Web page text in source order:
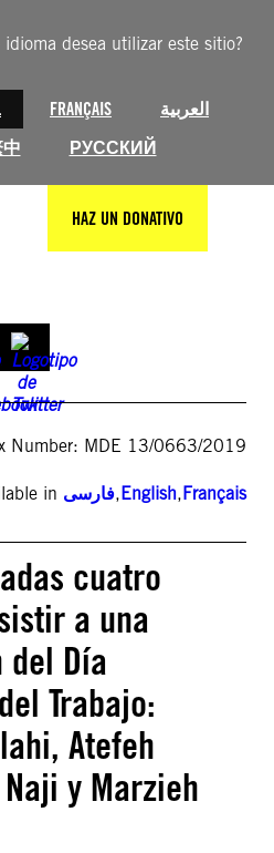
idioma desea utilizar este sitio?
FRANÇAIS
العربية
РУССКИЙ
HAZ UN DONATIVO
Number: MDE 13/0663/2019
in فارسی,English,Français
cuatro
a una
Día
Trabajo:
Atefeh
y Marzieh